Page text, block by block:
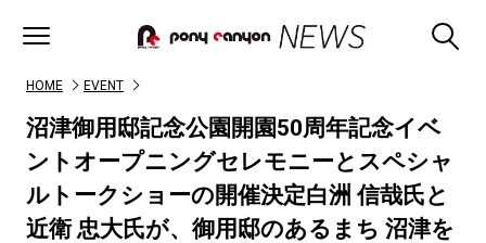
HOME EVENT
沼津御用邸記念公園開園50周年記念イベ
ントオープニングセレモニーとスペシャ
ルトークショーの開催決定白洲 信哉氏と
近衛 忠大氏が、御用邸のあるまち 沼津を